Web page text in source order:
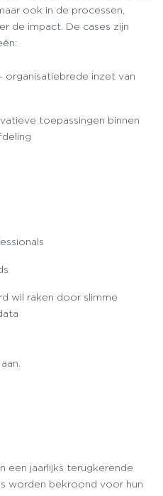
ook in de processen,
de impact. De cases zijn
organisatiebrede inzet van
toepassingen binnen
wil raken door slimme
een jaarlijks terugkerende
worden bekroond voor hun